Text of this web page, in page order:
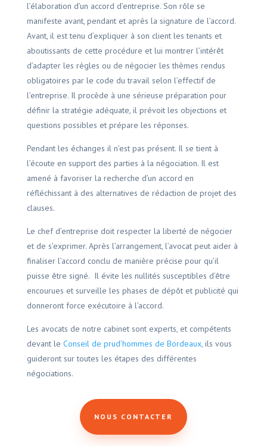
l’élaboration d’un accord d’entreprise. Son rôle se
manifeste avant, pendant et après la signature de l’accord.
Avant, il est tenu d’expliquer à son client les tenants et
aboutissants de cette procédure et lui montrer l’intérêt
d’adapter les règles ou de négocier les thèmes rendus
obligatoires par le code du travail selon l’effectif de
l’entreprise. Il procède à une sérieuse préparation pour
définir la stratégie adéquate, il prévoit les objections et
questions possibles et prépare les réponses.
Pendant les échanges il n’est pas présent. Il se tient à
l’écoute en support des parties à la négociation. Il est
amené à favoriser la recherche d’un accord en
réfléchissant à des alternatives de rédaction de projet des
clauses.
Le chef d’entreprise doit respecter la liberté de négocier
et de s’exprimer. Après l’arrangement, l’avocat peut aider à
finaliser l’accord conclu de manière précise pour qu’il
puisse être signé. Il évite les nullités susceptibles d’être
encourues et surveille les phases de dépôt et publicité qui
donneront force exécutoire à l’accord.
Les avocats de notre cabinet sont experts, et compétents
devant le Conseil de prud’hommes de Bordeaux,ils vous
guideront sur toutes les étapes des différentes
négociations.
NOUS CONTACTER